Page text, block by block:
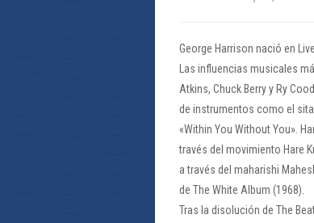
George Harrison nació en
Las influencias musicales
Atkins, Chuck Berry y Ry
de instrumentos como el
«Within You Without You».
través del movimiento Hare
a través del maharishi
de The White Album (1968).
Tras la disolución de The